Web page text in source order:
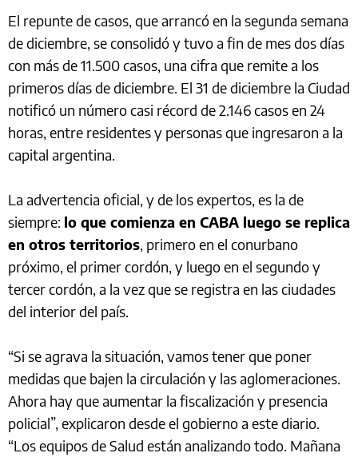
El repunte de casos, que arrancó en la segunda semana
de diciembre, se consolidó y tuvo a fin de mes dos días
con más de 11.500 casos, una cifra que remite a los
primeros días de diciembre. El 31 de diciembre la Ciudad
notificó un número casi récord de 2.146 casos en 24
horas, entre residentes y personas que ingresaron a la
capital argentina.
La advertencia oficial, y de los expertos, es la de
siempre: lo que comienza en CABA luego se replica
en otros territorios , primero en el conurbano
próximo, el primer cordón, y luego en el segundo y
tercer cordón, a la vez que se registra en las ciudades
del interior del país.
“Si se agrava la situación, vamos tener que poner
medidas que bajen la circulación y las aglomeraciones.
Ahora hay que aumentar la fiscalización y presencia
policial”, explicaron desde el gobierno a este diario.
“Los equipos de Salud están analizando todo. Mañana